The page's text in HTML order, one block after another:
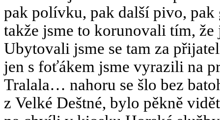
pak polívku, pak další pivo,
takže jsme to korunovali tím,
Ubytovali jsme se tam za
jen s foťákem jsme vyrazili na
Tralala… nahoru se šlo bez
z Velké Deštné, bylo pěkně